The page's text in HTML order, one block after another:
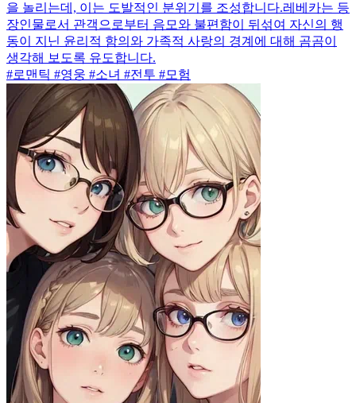
을 놀리는데, 이는 도발적인 분위기를 조성합니다.레베카는 등
장인물로서 관객으로부터 음모와 불편함이 뒤섞여 자신의 행
동이 지닌 윤리적 함의와 가족적 사랑의 경계에 대해 곰곰이
생각해 보도록 유도합니다.
#로맨틱 #영웅 #소녀 #전투 #모험